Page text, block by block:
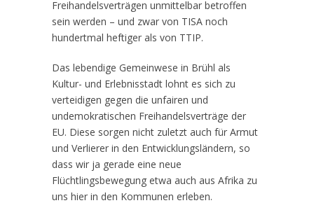
Freihandelsverträgen unmittelbar betroffen
sein werden – und zwar von TISA noch
hundertmal heftiger als von TTIP.
Das lebendige Gemeinwese in Brühl als
Kultur- und Erlebnisstadt lohnt es sich zu
verteidigen gegen die unfairen und
undemokratischen Freihandelsverträge der
EU. Diese sorgen nicht zuletzt auch für Armut
und Verlierer in den Entwicklungsländern, so
dass wir ja gerade eine neue
Flüchtlingsbewegung etwa auch aus Afrika zu
uns hier in den Kommunen erleben.